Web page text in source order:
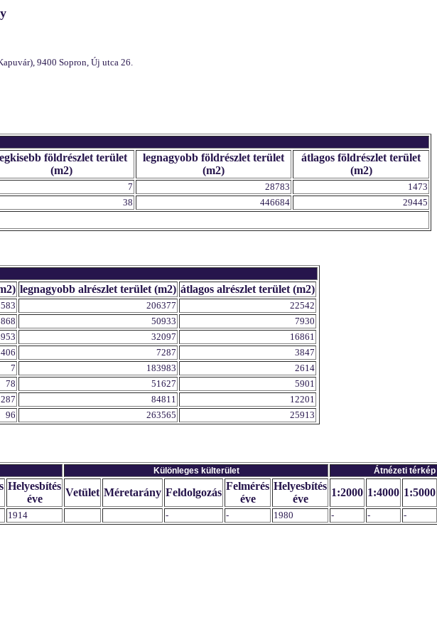
9400 Sopron, Új utca 26.
földrészlet terület
(m2)
legnagyobb földrészlet terület
(m2)
átlagos földrészlet terület
(m2)
7 28783
1473
38 446684 29445
legnagyobb alrészlet terület (m2) átlagos alrészlet terület (m2)
206377
22542
868 50933
7930
32097
16861
406 7287
3847
7 183983
2614
78 51627
5901
287 84811
12201
96 263565 25913
Különleges külterület Átnézeti térkép
Helyesbítés
éve
Vetület Méretarány Feldolgozás
Felmérés
éve
Helyesbítés
éve
1:2000 1:4000 1:5000
1914 - - 1980 - - -